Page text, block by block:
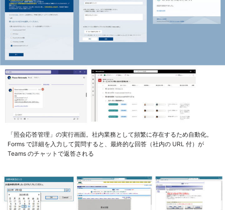
「照会応答管理」の実行画面。社内業務として頻繁に存在するため自動化。
Forms で詳細を入力して質問すると、最終的な回答（社内の URL 付）が
Teams のチャットで返答される